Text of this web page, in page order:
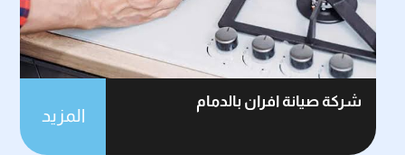
شركة صيانة افران بالدمام
المزيد